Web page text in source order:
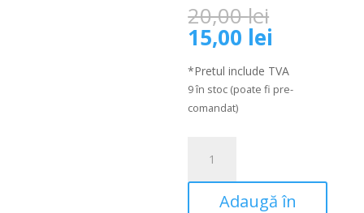
20,00lei
fost:
20,00 lei.
15,00 lei
este:
15,00 lei.
*Pretul include TVA
9 în stoc (poate fi pre-
comandat)
Rezerve
disc
pedichiura,Adaugă în